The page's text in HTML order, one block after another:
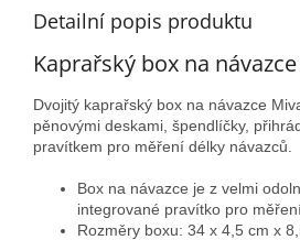
Detailní popis produktu
Kaprařský box na návazce
Dvojitý kaprařský box na návazce
pěnovými deskami, špendlíčky,
pravítkem pro měření délky návazců.
Box na návazce je z velmi
integrované pravítko pro
Rozměry boxu: 34 x 4,5 cm x